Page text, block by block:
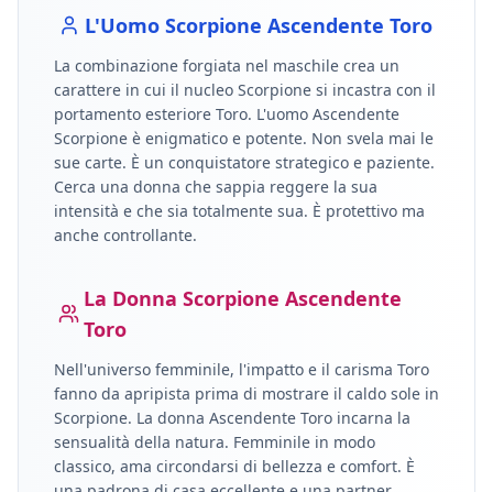
L'Uomo Scorpione Ascendente Toro
La combinazione forgiata nel maschile crea un
carattere in cui il nucleo Scorpione si incastra con il
portamento esteriore Toro. L'uomo Ascendente
Scorpione è enigmatico e potente. Non svela mai le
sue carte. È un conquistatore strategico e paziente.
Cerca una donna che sappia reggere la sua
intensità e che sia totalmente sua. È protettivo ma
anche controllante.
La DonnaScorpione Ascendente
Toro
Nell'universo femminile, l'impatto e il carisma Toro
fanno da apripista prima di mostrare il caldo sole in
Scorpione. La donna Ascendente Toro incarna la
sensualità della natura. Femminile in modo
classico, ama circondarsi di bellezza e comfort. È